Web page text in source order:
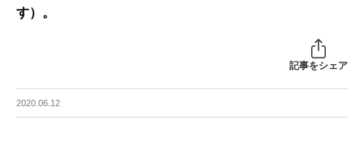
す）。
記事をシェア
2020.06.12